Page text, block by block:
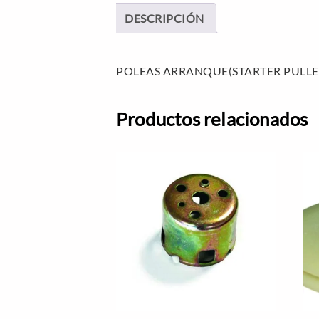
DESCRIPCIÓN
POLEAS ARRANQUE(STARTER
Productos relacionados